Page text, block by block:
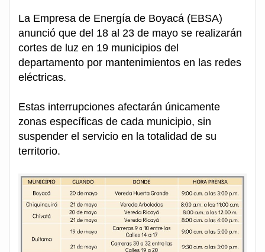
La Empresa de Energía de Boyacá (EBSA)
anunció que del 18 al 23 de mayo se realizarán
cortes de luz en 19 municipios del
departamento por mantenimientos en las redes
eléctricas.
Estas interrupciones afectarán únicamente
zonas específicas de cada municipio, sin
suspender el servicio en la totalidad de su
territorio.